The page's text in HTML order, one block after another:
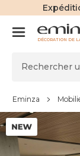
DÉCORATION DE
Eminza